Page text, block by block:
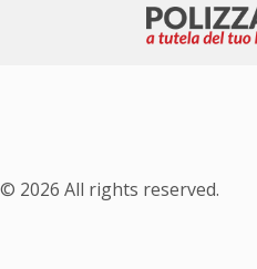
© 2026 All rights reserved.